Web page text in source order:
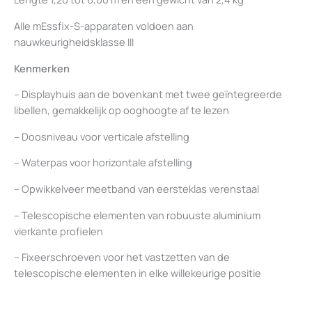
Alle mEssfix-S-apparaten voldoen aan
nauwkeurigheidsklasse III
Kenmerken
– Displayhuis aan de bovenkant met twee geïntegreerde
libellen, gemakkelijk op ooghoogte af te lezen
– Doosniveau voor verticale afstelling
– Waterpas voor horizontale afstelling
– Opwikkelveer meetband van eersteklas verenstaal
– Telescopische elementen van robuuste aluminium
vierkante profielen
– Fixeerschroeven voor het vastzetten van de
telescopische elementen in elke willekeurige positie